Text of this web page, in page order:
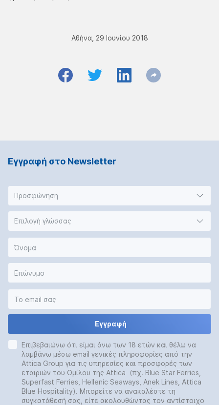
Αθήνα, 29 Ιουνίου 2018
Εγγραφή στο Νewsletter
Προσφώνηση
Επιλογή γλώσσας
Εγγραφή
Επιβεβαιώνω ότι είμαι άνω των 18 ετών και θέλω να
λαμβάνω μέσω email γενικές πληροφορίες από την
Attica Group για τις υπηρεσίες και προσφορές των
εταιριών του Ομίλου της Attica (πχ. Blue Star Ferries,
Superfast Ferries, Hellenic Seaways, Anek Lines, Attica
Blue Hospitality). Μπορείτε να ανακαλέστε τη
συγκατάθεσή σας, είτε ακολουθώντας τον αντίστοιχο